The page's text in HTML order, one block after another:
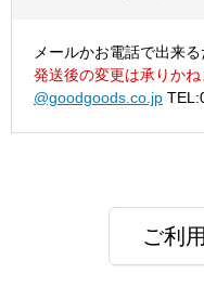
メールかお電話で出来
発送後の変更は承りかね
@goodgoods.co.jp
ご利